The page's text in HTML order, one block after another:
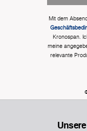
Mit dem
Kronospan.
meine
relevante